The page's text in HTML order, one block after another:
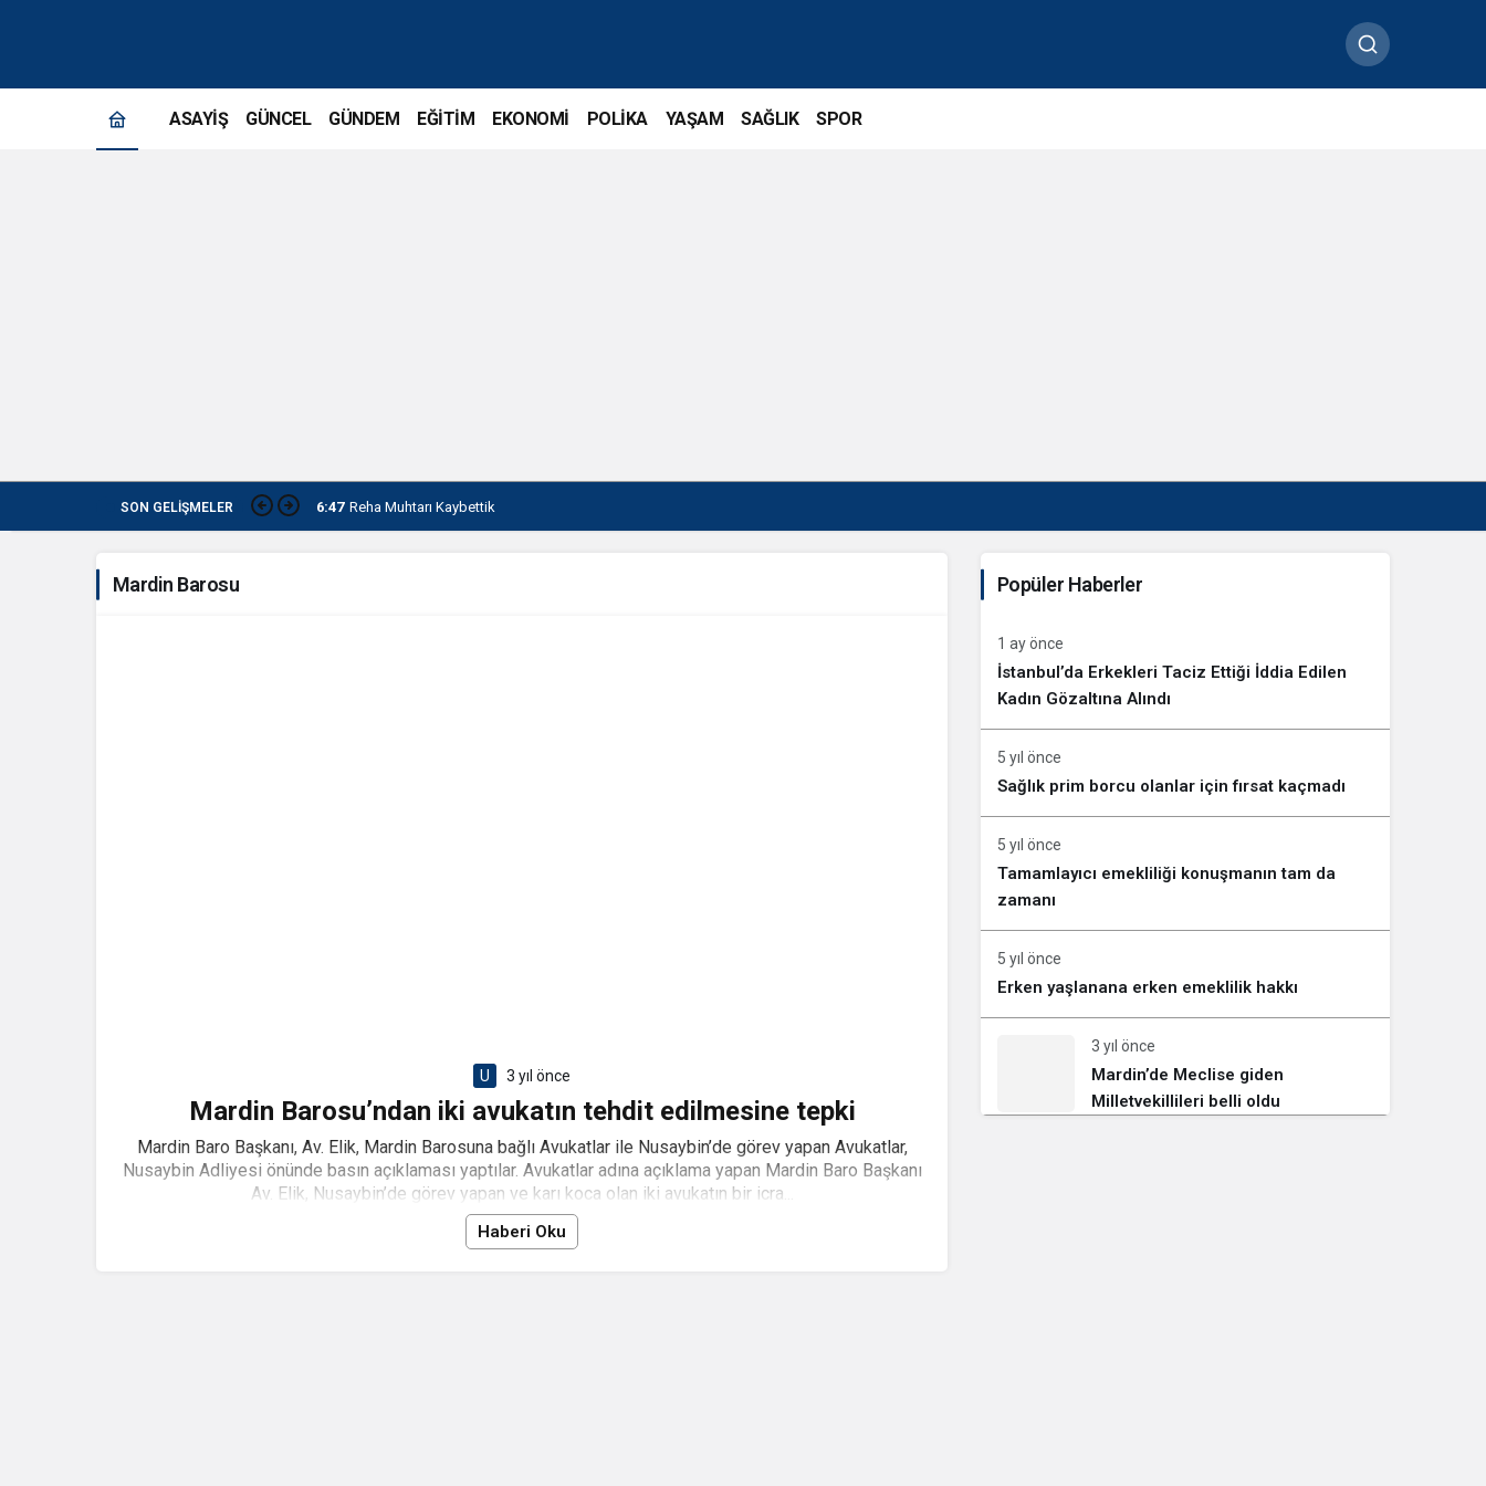
Barosu
Haberleri
ASAYİŞ GÜNCEL GÜNDEM EĞİTİM EKONOMİ POLİKA YAŞAM SAĞLIK SPOR
SON GELIŞMELER 6:47 Reha Muhtarı Kaybettik
Mardin Barosu
U 3 yıl önce
Mardin Barosu’ndan iki avukatın tehdit edilmesine tepki
Mardin Baro Başkanı, Av. Elik, Mardin Barosuna bağlı Avukatlar ile Nusaybin’de görev yapan Avukatlar,
Nusaybin Adliyesi önünde basın açıklaması yaptılar. Avukatlar adına açıklama yapan Mardin Baro Başkanı
Av. Elik, Nusaybin’de görev yapan ve karı koca olan iki avukatın bir icra...
Haberi Oku
Popüler Haberler
1 ay önce
İstanbul’da Erkekleri Taciz Ettiği İddia Edilen
Kadın Gözaltına Alındı
5 yıl önce
Sağlık prim borcu olanlar için fırsat kaçmadı
5 yıl önce
Tamamlayıcı emekliliği konuşmanın tam da
zamanı
5 yıl önce
Erken yaşlanana erken emeklilik hakkı
3 yıl önce
Mardin’de Meclise giden
Milletvekillileri belli oldu